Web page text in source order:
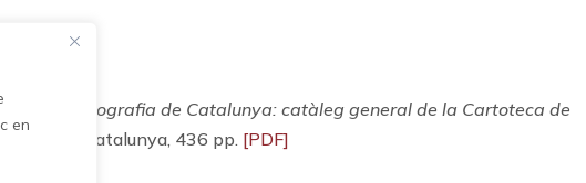
en
Cartografia de Catalunya: catàleg general de la Cartoteca de
de Catalunya, 436 pp. [PDF]